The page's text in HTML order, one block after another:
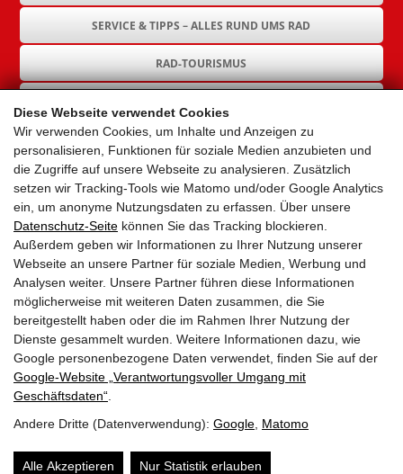
Diese Webseite verwendet Cookies
Wir verwenden Cookies, um Inhalte und Anzeigen zu
personalisieren, Funktionen für soziale Medien anzubieten und
die Zugriffe auf unsere Webseite zu analysieren. Zusätzlich
setzen wir Tracking-Tools wie Matomo und/oder Google Analytics
ein, um anonyme Nutzungsdaten zu erfassen. Über unsere
Datenschutz-Seite können Sie das Tracking blockieren.
Außerdem geben wir Informationen zu Ihrer Nutzung unserer
Webseite an unsere Partner für soziale Medien, Werbung und
Analysen weiter. Unsere Partner führen diese Informationen
möglicherweise mit weiteren Daten zusammen, die Sie
bereitgestellt haben oder die im Rahmen Ihrer Nutzung der
Dienste gesammelt wurden. Weitere Informationen dazu, wie
Google personenbezogene Daten verwendet, finden Sie auf der
Google‑Website „Verantwortungsvoller Umgang mit
Geschäftsdaten“
Andere Dritte (Datenverwendung): Google Matomo
Alle Akzeptieren Nur Statistik erlauben
SERVICE & TIPPS – ALLES RUND UMS RAD
RAD-TOURISMUS
GEMEINDEN
AKTUELLES
PARTNER
LINKS
SITEMAP
IMPRESSUM & DATENSCHUTZ